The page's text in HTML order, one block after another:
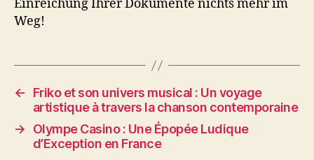
Einreichung Ihrer Dokumente nichts mehr im
Weg!
←
Friko et son univers musical : Un voyage
artistique à travers la chanson contemporaine
→
Olympe Casino : Une Épopée Ludique
d’Exception en France